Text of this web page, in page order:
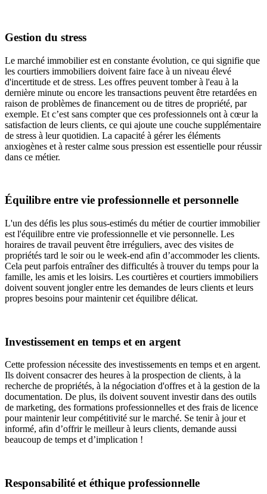
Gestion du stress
Le marché immobilier est en constante évolution, ce qui signifie que
les courtiers immobiliers doivent faire face à un niveau élevé
d'incertitude et de stress. Les offres peuvent tomber à l'eau à la
dernière minute ou encore les transactions peuvent être retardées en
raison de problèmes de financement ou de titres de propriété, par
exemple. Et c’est sans compter que ces professionnels ont à cœur la
satisfaction de leurs clients, ce qui ajoute une couche supplémentaire
de stress à leur quotidien. La capacité à gérer les éléments
anxiogènes et à rester calme sous pression est essentielle pour réussir
dans ce métier.
Équilibre entre vie professionnelle et personnelle
L'un des défis les plus sous-estimés du métier de courtier immobilier
est l'équilibre entre vie professionnelle et vie personnelle. Les
horaires de travail peuvent être irréguliers, avec des visites de
propriétés tard le soir ou le week-end afin d’accommoder les clients.
Cela peut parfois entraîner des difficultés à trouver du temps pour la
famille, les amis et les loisirs. Les courtières et courtiers immobiliers
doivent souvent jongler entre les demandes de leurs clients et leurs
propres besoins pour maintenir cet équilibre délicat.
Investissement en temps et en argent
Cette profession nécessite des investissements en temps et en argent.
Ils doivent consacrer des heures à la prospection de clients, à la
recherche de propriétés, à la négociation d'offres et à la gestion de la
documentation. De plus, ils doivent souvent investir dans des outils
de marketing, des formations professionnelles et des frais de licence
pour maintenir leur compétitivité sur le marché. Se tenir à jour et
informé, afin d’offrir le meilleur à leurs clients, demande aussi
beaucoup de temps et d’implication !
Responsabilité et éthique professionnelle